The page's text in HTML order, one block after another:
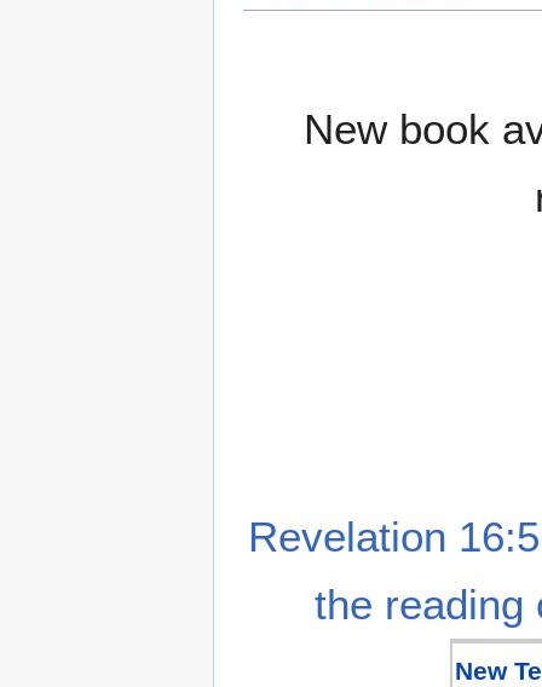
New book
Revelation
the reading
New